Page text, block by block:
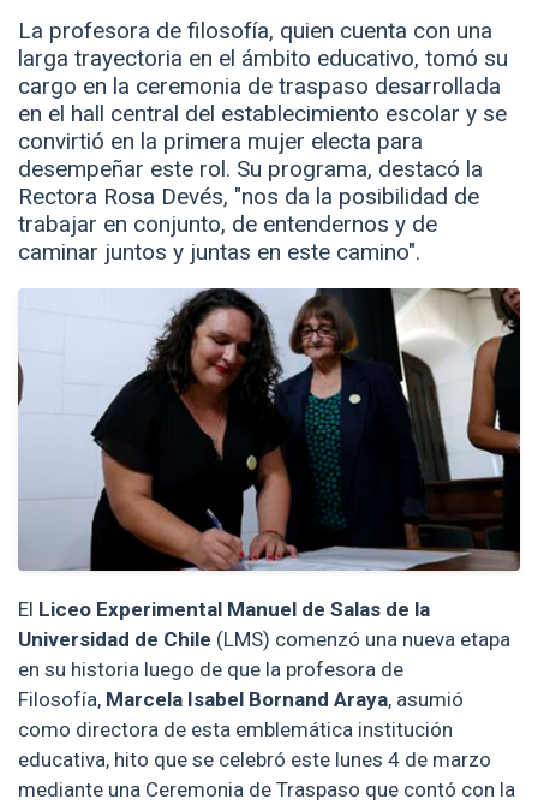
Inscripciones
Certificados digitales
Aulas virtuales
La profesora de filosofía, quien cuenta con una
larga trayectoria en el ámbito educativo, tomó su
cargo en la ceremonia de traspaso desarrollada
en el hall central del establecimiento escolar y se
convirtió en la primera mujer electa para
desempeñar este rol. Su programa, destacó la
Rectora Rosa Devés, "nos da la posibilidad de
trabajar en conjunto, de entendernos y de
caminar juntos y juntas en este camino".
El Liceo Experimental Manuel de Salas de la
Universidad de Chile (LMS) comenzó una nueva etapa
en su historia luego de que la profesora de
Filosofía, Marcela Isabel Bornand Araya, asumió
como directora de esta emblemática institución
educativa, hito que se celebró este lunes 4 de marzo
mediante una Ceremonia de Traspaso que contó con la